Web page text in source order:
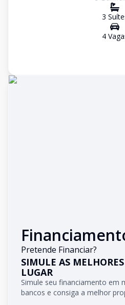
3 Suíte
4Vaga
Pretende Financiar?
SIMULE AS
LUGAR
Simule seu financiamento em
bancos e consiga a melhor